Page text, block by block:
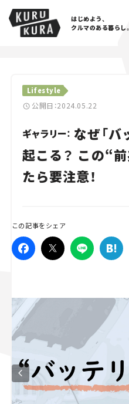
はじめよう、
クルマのある暮らし。
Lifestyle
公開日：2024.05.22
ギャラリー： なぜ「
起こる？ この“
たら要注意！
この記事をシェア
Cars
Lifestyle
Traffic
Special
Campaign
人気のハッシュタグ